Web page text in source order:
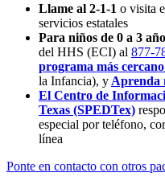
Llame al 2-1-1 o visita
servicios estatales
Para niños de 0 a 3
del HHS (ECI) al 877-
programa más
la Infancia), y Aprenda
El Centro de
Texas (SPEDTex)
especial por teléfono,
línea
Ponte en contacto con otros